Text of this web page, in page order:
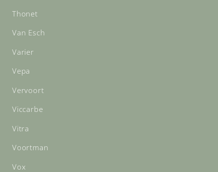
Thonet
Van Esch
Varier
Vepa
Vervoort
Viccarbe
Vitra
Voortman
Vox